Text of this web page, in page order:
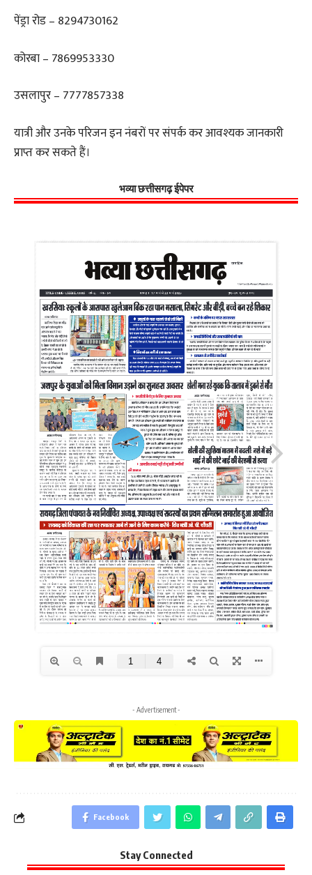
पेंड्रा रोड – 8294730162
कोरबा – 7869953330
उसलापुर – 7777857338
यात्री और उनके परिजन इन नंबरों पर संपर्क कर आवश्यक जानकारी
प्राप्त कर सकते हैं।
भव्या छत्तीसगढ़ ईपेपर
- Advertisement -
Facebook
Stay Connected